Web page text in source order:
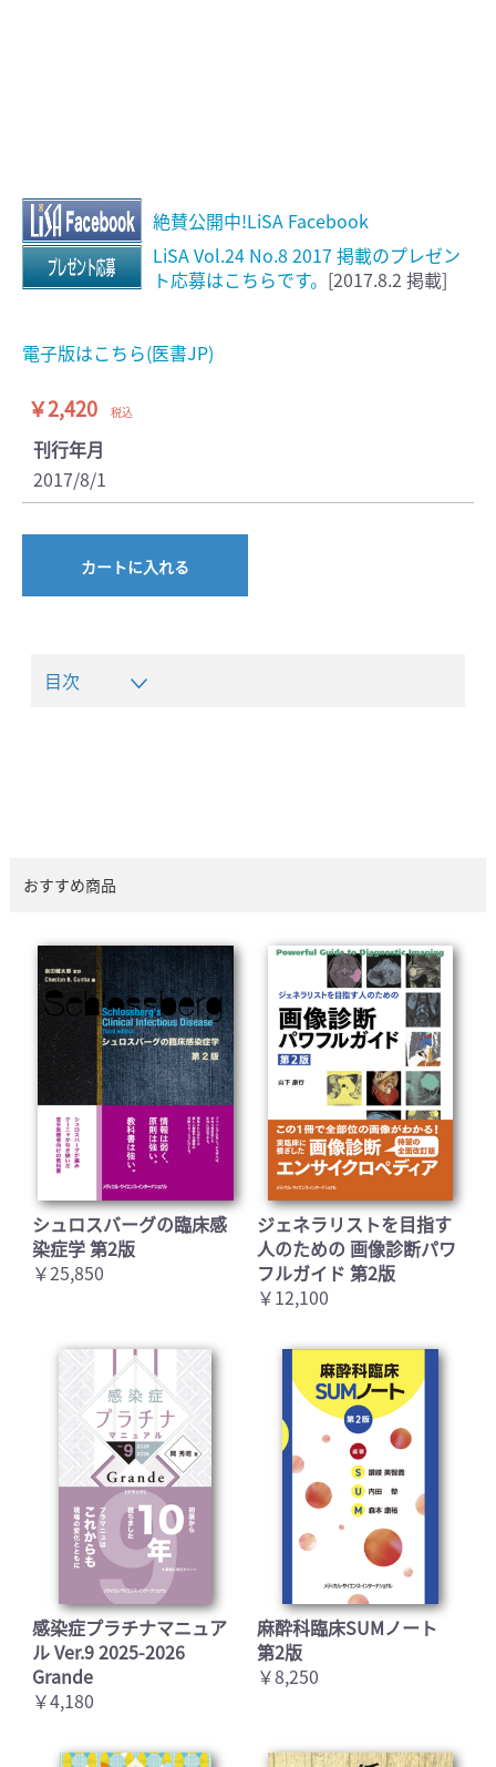
絶賛公開中!LiSA Facebook
LiSA Vol.24 No.8 2017 掲載のプレゼン
ト応募はこちらです。 [2017.8.2 掲載]
電子版はこちら(医書JP)
￥2,420 税込
刊行年月
2017/8/1
カートに入れる
目次
おすすめ商品
シュロスバーグの臨床感
染症学 第2版
￥25,850
ジェネラリストを目指す
人のための 画像診断パワ
フルガイド 第2版
￥12,100
感染症プラチナマニュア
ル Ver.9 2025-2026
Grande
￥4,180
麻酔科臨床SUMノート
第2版
￥8,250